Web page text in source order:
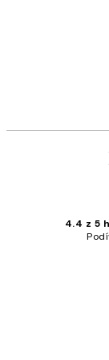
4.4 z 5